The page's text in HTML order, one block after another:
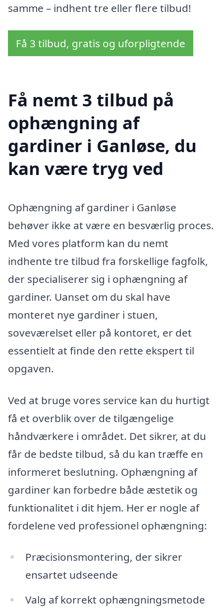
samme – indhent tre eller flere tilbud!
Få 3 tilbud, gratis og uforpligtende
Få nemt 3 tilbud på
ophængning af
gardiner i Ganløse, du
kan være tryg ved
Ophængning af gardiner i Ganløse
behøver ikke at være en besværlig proces.
Med vores platform kan du nemt
indhente tre tilbud fra forskellige fagfolk,
der specialiserer sig i ophængning af
gardiner. Uanset om du skal have
monteret nye gardiner i stuen,
soveværelset eller på kontoret, er det
essentielt at finde den rette ekspert til
opgaven.
Ved at bruge vores service kan du hurtigt
få et overblik over de tilgængelige
håndværkere i området. Det sikrer, at du
får de bedste tilbud, så du kan træffe en
informeret beslutning. Ophængning af
gardiner kan forbedre både æstetik og
funktionalitet i dit hjem. Her er nogle af
fordelene ved professionel ophængning:
Præcisionsmontering, der sikrer
ensartet udseende
Valg af korrekt ophængningsmetode